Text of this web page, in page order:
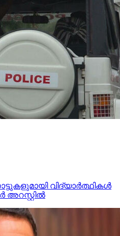
വിദ്യാര്‍ത്ഥികള്‍
അറസ്റ്റില്‍